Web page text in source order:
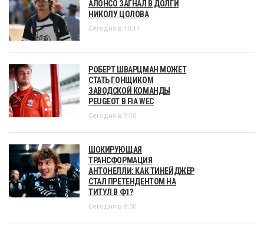
АЛОНСО ЗАГНАЛ В ДОЛГИ
НИКОЛУ ЦОЛОВА
Сегодня в 10:11
РОБЕРТ ШВАРЦМАН МОЖЕТ
СТАТЬ ГОНЩИКОМ
ЗАВОДСКОЙ КОМАНДЫ
PEUGEOT В FIA WEC
Сегодня в 9:10
ШОКИРУЮЩАЯ
ТРАНСФОРМАЦИЯ
АНТОНЕЛЛИ: КАК ТИНЕЙДЖЕР
СТАЛ ПРЕТЕНДЕНТОМ НА
ТИТУЛ В Ф1?
Сегодня в 8:30